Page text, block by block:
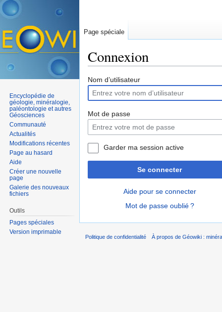
Connexion
Nom d’utilisateur
Mot de passe
Garder ma session active
Se connecter
Aide pour se connecter
Mot de passe oublié ?
Page spéciale
Encyclopédie de
géologie, minéralogie,
paléontologie et autres
Géosciences
Communauté
Actualités
Modifications récentes
Page au hasard
Aide
Créer une nouvelle
page
Galerie des nouveaux
fichiers
Outils
Pages spéciales
Version imprimable
Politique de confidentialité À propos de Géowiki :